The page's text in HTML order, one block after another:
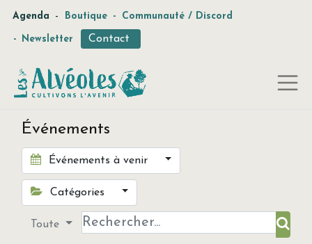
Agenda - Boutique - Communauté / Discord
- Newsletter Contact
Événements
Événements à venir
Catégories
Toute